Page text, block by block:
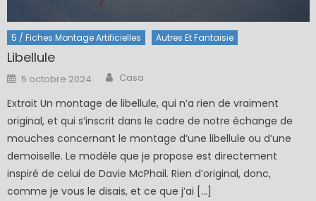
5 / Fiches Montage Artificielles Autres Et Fantaisie
Libellule
Posted
on
5 octobre 2024 Author
Casa
Extrait Un montage de libellule, qui n’a rien de vraiment
original, et qui s’inscrit dans le cadre de notre échange de
mouches concernant le montage d’une libellule ou d’une
demoiselle. Le modèle que je propose est directement
inspiré de celui de Davie McPhail. Rien d’original, donc,
comme je vous le disais, et ce que j’ai […]